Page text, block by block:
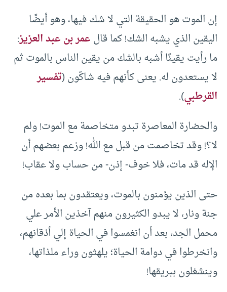
إن الموت هو الحقيقة التي لا شك فيها، وهو أيضًا
اليقين الذي يشبه الشك! كما قالعمر بن عبد العزيز:
ما رأيت يقينًا أشبه بالشك من يقين الناس بالموت ثم
لا يستعدون له. يعنى كأنهم فيه شاكّون (تفسير
القرطبي).
والحضارة المعاصرة تبدو متخاصمة مع الموت! ولم
لا؟! وقد تخاصمت من قبل مع الله! وزعم بعضهم أن
الإله قد مات، فلا خوف- إذن- من حساب ولا عقاب!
حتى الذين يؤمنون بالموت، ويعتقدون بما بعده من
جنة ونار، لا يبدو الكثيرون منهم آخذين الأمر علي
محمل الجد، بعد أن انغمسوا في الحياة إلي أذقانهم،
وانخرطوا في دوامة الحياة؛ يلهثون وراء ملذاتها،
وينشغلون ببريقها!